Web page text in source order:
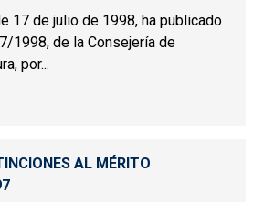
17 de julio de 1998, ha publicado
1998, de la Consejería de
por...
DISTINCIONES AL MÉRITO
AL MÉRITO